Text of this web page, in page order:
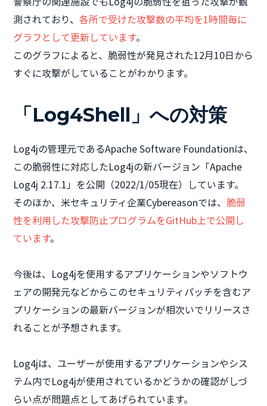
測されており、各所で受けた攻撃数の平均を1時間毎に
グラフとして更新しています。
このグラフによると、脆弱性が発見された12月10日から
すぐに攻撃がしていることがわかります。
「Log4Shell」への対策
Log4jの管理元であるApache Software Foundationは、
この脆弱性に対応したLog4jの新バージョン「Apache
Log4j 2.17.1」を公開（2022/1/05現在）しています。
そのほか、米セキュリティ企業Cybereasonでは、 脆弱
性を利用した攻撃防止プログラムをGitHub上で公開し
ています。
今後は、Log4jを使用するアプリケーションやソフトウ
ェアの開発元などからこのセキュリティパッチを含むア
プリケーションの最新バージョンが相次いでリリースさ
れることが予想されます。
Log4jは、ユーザーが使用するアプリケーションやシス
テム内でLog4jが使用されているかどうかの確認がしづ
らい点が問題点としてあげられています。